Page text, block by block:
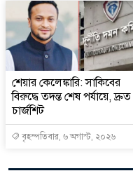
শেয়ার কেলেঙ্কারি: সাকিবের
বিরুদ্ধে তদন্ত শেষ পর্যায়ে, দ্রুত
চার্জশিট
বৃহস্পতিবার, ৬ অগাস্ট, ২০২৬